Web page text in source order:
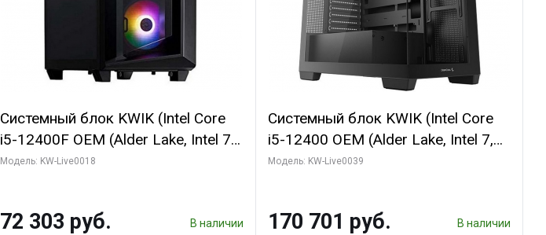
Системный блок KWIK (Intel Core
i5-12400F OEM (Alder Lake, Intel 7,
C6 0EC/6PC/T1/ 32 ГБ ОЗУ (2
960 ГБ SSD)
Модель: KW-Live0018
72 303 руб. В наличии
Системный блок KWIK (Intel Core
i5-12400 OEM (Alder Lake, Intel 7,
C6 0EC/6PC/T12/ 64 ГБ ОЗУ/
ГБ SSD)
Модель: KW-Live0039
170 701 руб. В наличии